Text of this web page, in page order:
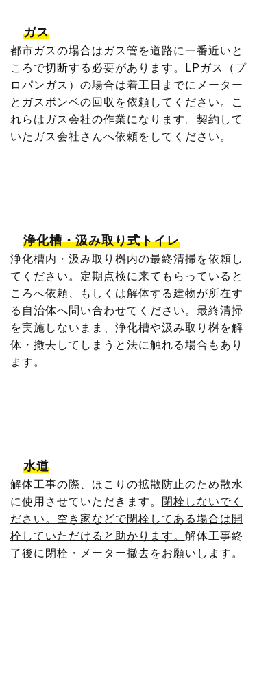
ガス
都市ガスの場合はガス管を道路に一番近いと
ころで切断する必要があります。LPガス（プ
ロパンガス）の場合は着工日までにメーター
とガスボンベの回収を依頼してください。こ
れらはガス会社の作業になります。契約して
いたガス会社さんへ依頼をしてください。
浄化槽・汲み取り式トイレ
浄化槽内・汲み取り桝内の最終清掃を依頼し
てください。定期点検に来てもらっていると
ころへ依頼、もしくは解体する建物が所在す
る自治体へ問い合わせてください。最終清掃
を実施しないまま、浄化槽や汲み取り桝を解
体・撤去してしまうと法に触れる場合もあり
ます。
水道
解体工事の際、ほこりの拡散防止のため散水
に使用させていただきます。 閉栓しないでく
ださい。空き家などで閉栓してある場合は開
栓していただけると助かります。 解体工事終
了後に閉栓・メーター撤去をお願いします。